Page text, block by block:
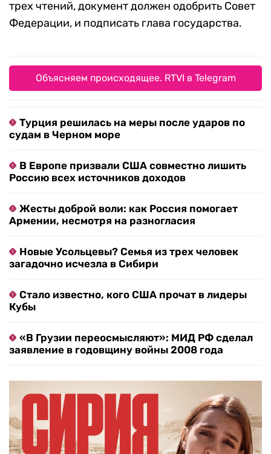
трех чтений, документ должен одобрить Совет
Федерации, и подписать глава государства.
Объясняем происходящее. RTVI в Telegram
Турция решилась на меры после ударов по
судам в Черном море
В Европе призвали США совместно лишить
Россию всех источников доходов
Жесты доброй воли: как Россия помогает
Армении, несмотря на разногласия
Новые Усольцевы? Семья из трех человек
загадочно исчезла в Сибири
Стало известно, кого США прочат в лидеры
Кубы
«В Грузии переосмысляют»: МИД РФ сделал
заявление в годовщину войны 2008 года